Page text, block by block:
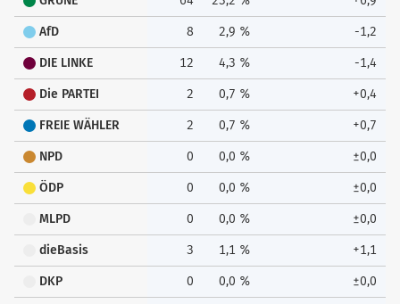
AfD 8 2,9 % -1,2
DIE LINKE 12 4,3 % -1,4
Die PARTEI 2 0,7 % +0,4
FREIE WÄHLER 2 0,7 % +0,7
NPD 0 0,0 % ±0,0
ÖDP 0 0,0 % ±0,0
MLPD 0 0,0 % ±0,0
dieBasis 3 1,1 % +1,1
DKP 0 0,0 % ±0,0